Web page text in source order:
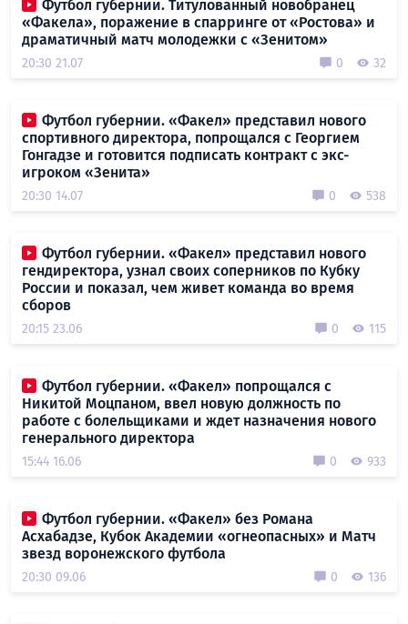
Футбол губернии. Титулованный новобранец
«Факела», поражение в спарринге от «Ростова» и
драматичный матч молодежки с «Зенитом»
20:30 21.07 0 32
Футбол губернии. «Факел» представил нового
спортивного директора, попрощался с Георгием
Гонгадзе и готовится подписать контракт с экс-
игроком «Зенита»
20:30 14.07 0 538
Футбол губернии. «Факел» представил нового
гендиректора, узнал своих соперников по Кубку
России и показал, чем живет команда во время
сборов
20:15 23.06 0 115
Футбол губернии. «Факел» попрощался с
Никитой Моцпаном, ввел новую должность по
работе с болельщиками и ждет назначения нового
генерального директора
15:44 16.06 0 933
Футбол губернии. «Факел» без Романа
Асхабадзе, Кубок Академии «огнеопасных» и Матч
звезд воронежского футбола
20:30 09.06 0 136